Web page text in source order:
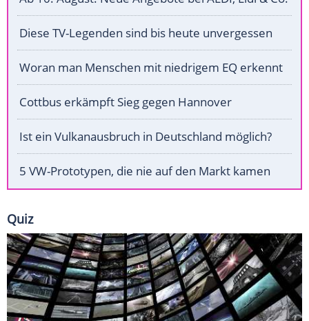
Diese TV-Legenden sind bis heute unvergessen
Woran man Menschen mit niedrigem EQ erkennt
Cottbus erkämpft Sieg gegen Hannover
Ist ein Vulkanausbruch in Deutschland möglich?
5 VW-Prototypen, die nie auf den Markt kamen
Quiz